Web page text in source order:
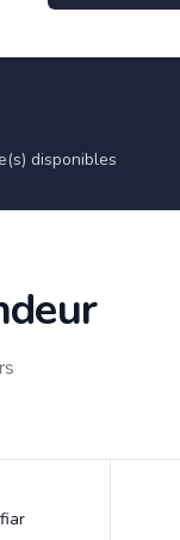
disponibles